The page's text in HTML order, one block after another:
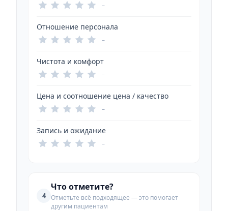
–
Отношение персонала
–
Чистота и комфорт
–
Цена и соотношение цена / качество
–
Запись и ожидание
–
4
Что отметите?
Отметьте всё подходящее — это помогает
другим пациентам